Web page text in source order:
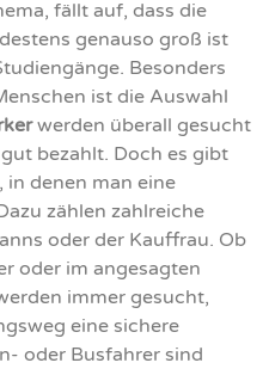
fällt auf, dass die
genauso groß ist
Besonders
ist die Auswahl
werden überall gesucht
bezahlt. Doch es gibt
in denen man eine
zählen zahlreiche
oder der Kauffrau. Ob
oder im angesagten
immer gesucht,
eine sichere
oder Busfahrer sind